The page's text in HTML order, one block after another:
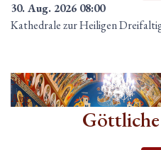
30. Aug. 2026 08:00
Kathedrale zur Heiligen
30
Aug.